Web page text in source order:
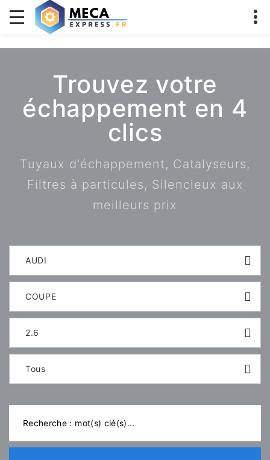
Trouvez votre
échappement en 4
clics
Tuyaux d'échappement, Catalyseurs,
Filtres à particules, Silencieux aux
meilleurs prix
AUDI
COUPE
2.6
Tous